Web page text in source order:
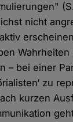
nicht
Wahrheiten
– bei einer
zu
kurzen